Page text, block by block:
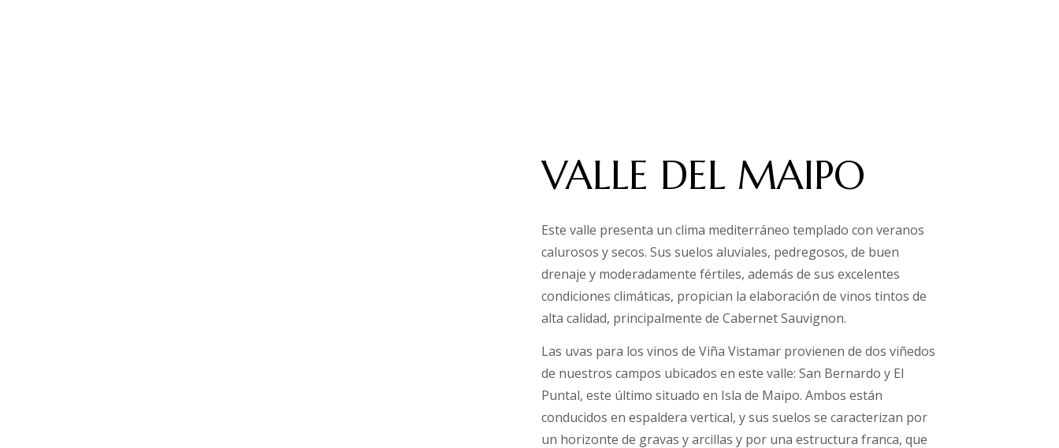
VALLE DEL MAIPO
Este valle presenta un clima mediterráneo templado con veranos
calurosos y secos. Sus suelos aluviales, pedregosos, de buen
drenaje y moderadamente fértiles, además de sus excelentes
condiciones climáticas, propician la elaboración de vinos tintos de
alta calidad, principalmente de Cabernet Sauvignon.
Las uvas para los vinos de Viña Vistamar provienen de dos viñedos
de nuestros campos ubicados en este valle: San Bernardo y El
Puntal, este último situado en Isla de Maipo. Ambos están
conducidos en espaldera vertical, y sus suelos se caracterizan por
un horizonte de gravas y arcillas y por una estructura franca, que